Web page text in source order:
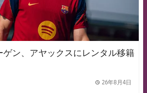
ゲン、アヤックスにレンタル移籍
26年8月4日